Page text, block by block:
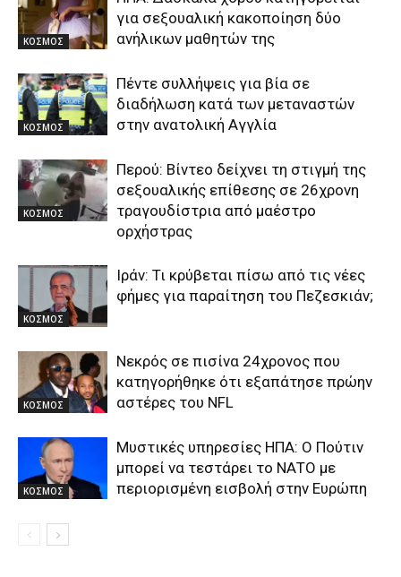
ΚΟΣΜΟΣ
για σεξουαλική κακοποίηση δύο
ανήλικων μαθητών της
ΚΟΣΜΟΣ
Πέντε συλλήψεις για βία σε
διαδήλωση κατά των μεταναστών
στην ανατολική Αγγλία
ΚΟΣΜΟΣ
Περού: Βίντεο δείχνει τη στιγμή της
σεξουαλικής επίθεσης σε 26χρονη
τραγουδίστρια από μαέστρο
ορχήστρας
ΚΟΣΜΟΣ
Ιράν: Τι κρύβεται πίσω από τις νέες
φήμες για παραίτηση του Πεζεσκιάν;
ΚΟΣΜΟΣ
Νεκρός σε πισίνα 24χρονος που
κατηγορήθηκε ότι εξαπάτησε πρώην
αστέρες του NFL
ΚΟΣΜΟΣ
Μυστικές υπηρεσίες ΗΠΑ: Ο Πούτιν
μπορεί να τεστάρει το ΝΑΤΟ με
περιορισμένη εισβολή στην Ευρώπη